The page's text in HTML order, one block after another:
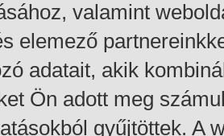
valamint
elemező
adatait, akik
Ön adott meg
gyűjtöttek. A